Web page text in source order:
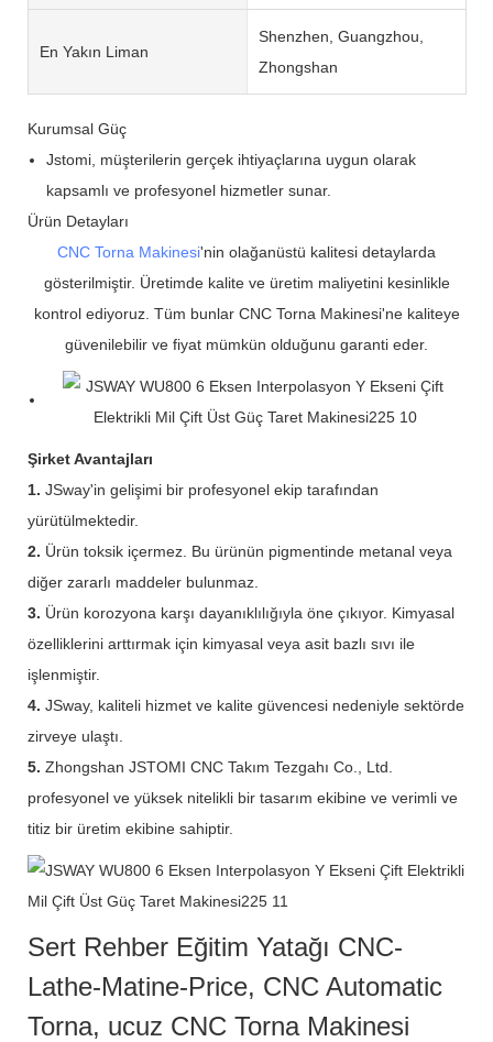
En Yakın Liman
Shenzhen, Guangzhou,
Zhongshan
Kurumsal Güç
Jstomi, müşterilerin gerçek ihtiyaçlarına uygun olarak
kapsamlı ve profesyonel hizmetler sunar.
Ürün Detayları
CNC Torna Makinesi'nin olağanüstü kalitesi detaylarda
gösterilmiştir. Üretimde kalite ve üretim maliyetini kesinlikle
kontrol ediyoruz. Tüm bunlar CNC Torna Makinesi'ne kaliteye
güvenilebilir ve fiyat mümkün olduğunu garanti eder.
Şirket Avantajları
1. JSway'in gelişimi bir profesyonel ekip tarafından
yürütülmektedir.
2. Ürün toksik içermez. Bu ürünün pigmentinde metanal veya
diğer zararlı maddeler bulunmaz.
3. Ürün korozyona karşı dayanıklılığıyla öne çıkıyor. Kimyasal
özelliklerini arttırmak için kimyasal veya asit bazlı sıvı ile
işlenmiştir.
4. JSway, kaliteli hizmet ve kalite güvencesi nedeniyle sektörde
zirveye ulaştı.
5. Zhongshan JSTOMI CNC Takım Tezgahı Co., Ltd.
profesyonel ve yüksek nitelikli bir tasarım ekibine ve verimli ve
titiz bir üretim ekibine sahiptir.
Sert Rehber Eğitim Yatağı CNC-
Lathe-Matine-Price, CNC Automatic
Torna, ucuz CNC Torna Makinesi